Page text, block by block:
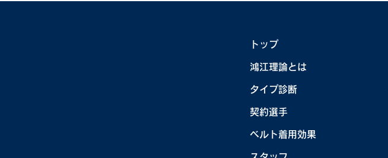
トップ
鴻江理論とは
タイプ診断
契約選手
ベルト着用効果